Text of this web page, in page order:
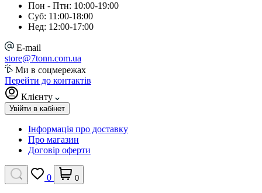
Пон - Птн: 10:00-19:00
Суб: 11:00-18:00
Нед: 12:00-17:00
E-mail
store@7tonn.com.ua
Ми в соцмережах
Перейти до контактів
Клієнту
Увійти в кабінет
Інформація про доставку
Про магазин
Договір оферти
0 0